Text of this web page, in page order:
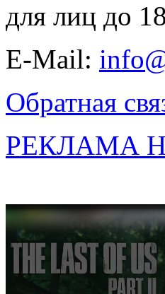
для лиц до
E-Mail:
Обратная
РЕКЛАМА